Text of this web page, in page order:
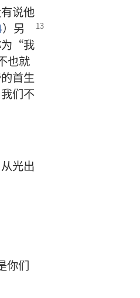
说他
）另
为“我
也就
首生
们不
光出
你们